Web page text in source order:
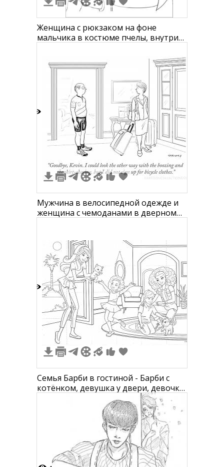
Женщина с рюкзаком на фоне
мальчика в костюме пчелы, внутри
Мужчина в велосипедной одежде и
женщина с чемоданами в дверном
Семья Барби в гостиной - Барби с
котёнком, девушка у двери, девочка
радостно прыгает, мальчик присел и
поглаживает собаку, женщина с
кудрями присела рядом с мальчиком